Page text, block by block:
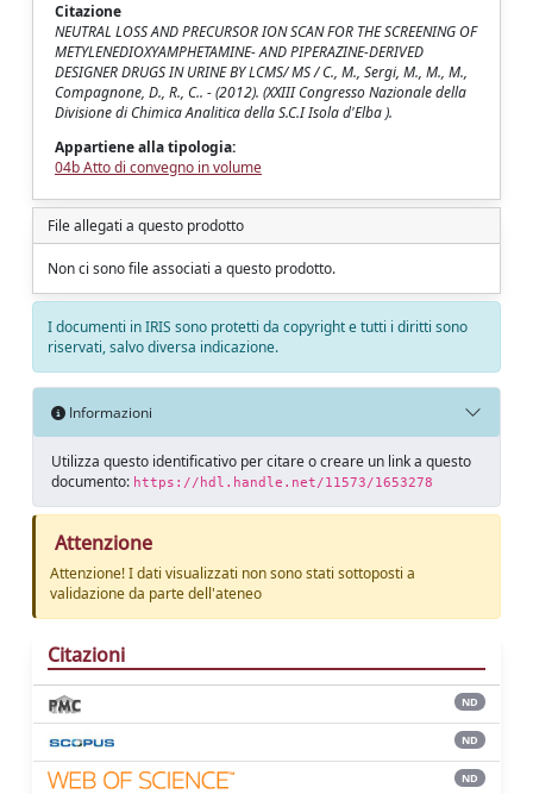
Citazione
NEUTRAL LOSS AND PRECURSOR ION SCAN FOR THE SCREENING OF
METYLENEDIOXYAMPHETAMINE- AND PIPERAZINE-DERIVED
DESIGNER DRUGS IN URINE BY LCMS/ MS / C., M., Sergi, M., M., M.,
Compagnone, D., R., C.. - (2012). (XXIII Congresso Nazionale della
Divisione di Chimica Analitica della S.C.I Isola d'Elba ).
Appartiene alla tipologia:
04b Atto di convegno in volume
File allegati a questo prodotto
Non ci sono file associati a questo prodotto.
I documenti in IRIS sono protetti da copyright e tutti i diritti sono
riservati, salvo diversa indicazione.
Informazioni
Utilizza questo identificativo per citare o creare un link a questo
documento: https://hdl.handle.net/11573/1653278
Attenzione
Attenzione! I dati visualizzati non sono stati sottoposti a
validazione da parte dell'ateneo
Citazioni
ND
ND
ND